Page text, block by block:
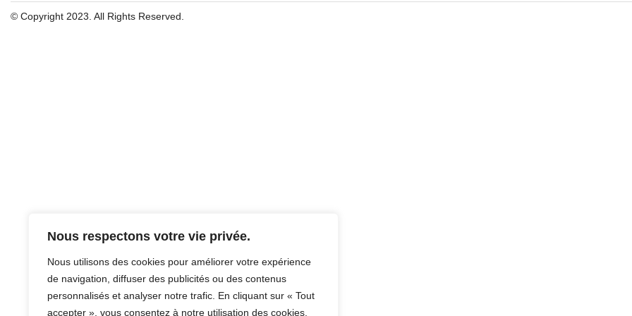
Nous respectons votre vie privée.
Nous utilisons des cookies pour améliorer votre expérience
de navigation, diffuser des publicités ou des contenus
personnalisés et analyser notre trafic. En cliquant sur « Tout
accepter », vous consentez à notre utilisation des cookies.
© Copyright 2023. All Rights Reserved.